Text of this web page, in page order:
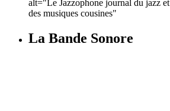
alt="Le Jazzophone journal du jazz et
des musiques cousines"
La Bande Sonore